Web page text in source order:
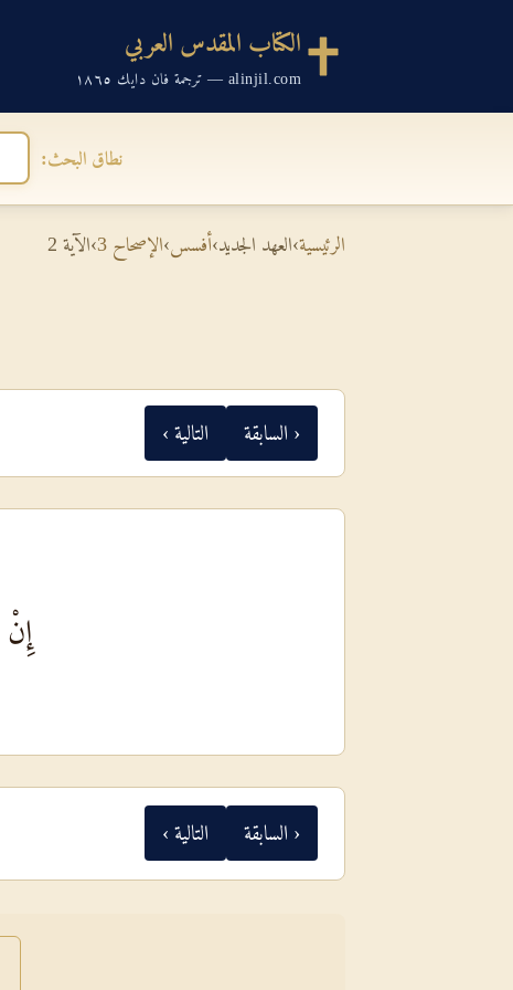
الكتاب المقدس العربي
alinjil.com — ترجمة فان دايك ١٨٦٥
نطاق البحث:
الرئيسية›العهد الجديد›أفسس›الإصحاح 3 ›الآية 2
‹ السابقة التالية ›
إِنْ
‹ السابقة التالية ›